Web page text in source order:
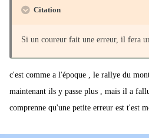
Citation
Si un coureur fait une erreur, il fera
c'est comme a l'époque , le rallye du
maintenant ils y passe plus , mais il a
comprenne qu'une petite erreur est t'est